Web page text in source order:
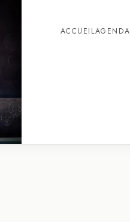
ACCUEILAGENDA